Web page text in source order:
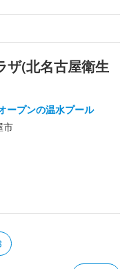
ザ(北名古屋衛生
ープンの温水プール
市